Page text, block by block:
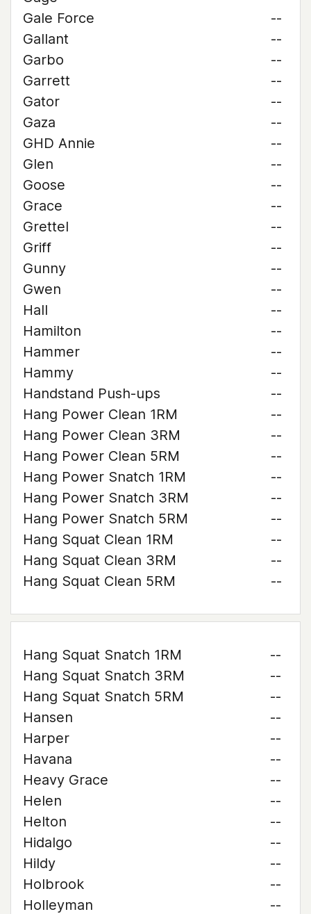
Gale Force
--
Gallant
--
Garbo
--
Garrett
--
Gator
--
Gaza
--
GHD Annie
--
Glen
--
Goose
--
Grace
--
Grettel
--
Griff
--
Gunny
--
Gwen
--
Hall
--
Hamilton
--
Hammer
--
Hammy
--
Handstand Push-ups
--
Hang Power Clean 1RM
--
Hang Power Clean 3RM
--
Hang Power Clean 5RM
--
Hang Power Snatch 1RM
--
Hang Power Snatch 3RM
--
Hang Power Snatch 5RM
--
Hang Squat Clean 1RM
--
Hang Squat Clean 3RM
--
Hang Squat Clean 5RM
--
Hang Squat Snatch 1RM
--
Hang Squat Snatch 3RM
--
Hang Squat Snatch 5RM
--
Hansen
--
Harper
--
Havana
--
Heavy Grace
--
Helen
--
Helton
--
Hidalgo
--
Hildy
--
Holbrook
--
Holleyman
--